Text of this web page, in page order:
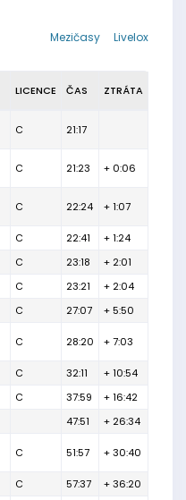
Livelox
Mezičasy
LICENCE ČAS ZTRÁTA
C 21:17
C 21:23 + 0:06
C 22:24 + 1:07
C 22:41
+ 1:24
C 23:18
+ 2:01
C 23:21
+ 2:04
C 27:07 + 5:50
C 28:20 + 7:03
C 32:11
+ 10:54
C 37:59
+ 16:42
47:51 + 26:34
C 51:57 + 30:40
C 57:37
+ 36:20